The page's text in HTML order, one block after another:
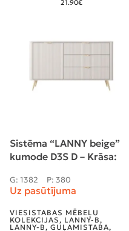
21.90€
Sistēma “LANNY beige”
kumode D3S D – Krāsa:
G: 1382 P: 380
Uz pasūtījuma
VIESISTABAS MĒBEĻU
KOLEKCIJAS , LANNY-B ,
LANNY-B , GUĻAMISTABA,